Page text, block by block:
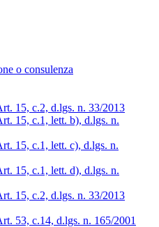
o consulenza
15, c.2, d.lgs. n. 33/2013
15, c.1, lett. b), d.lgs. n.
15, c.1, lett. c), d.lgs. n.
15, c.1, lett. d), d.lgs. n.
15, c.2, d.lgs. n. 33/2013
53, c.14, d.lgs. n. 165/2001